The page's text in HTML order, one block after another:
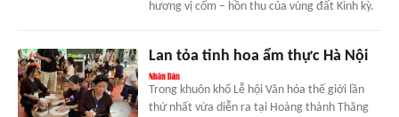
hương vị cốm – hồn thu của vùng đất Kinh kỳ.
Lan tỏa tinh hoa ẩm thực Hà Nội
Trong khuôn khổ Lễ hội Văn hóa thế giới lần
thứ nhất vừa diễn ra tại Hoàng thành Thăng